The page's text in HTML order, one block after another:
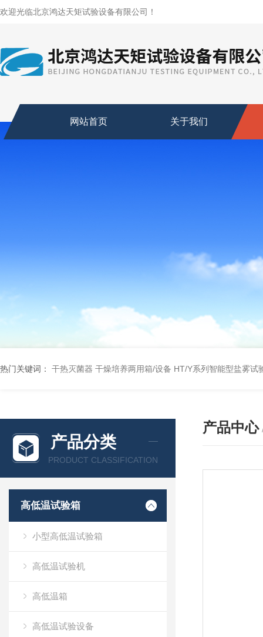
欢迎光临北京鸿达天矩试验设备有限公司！
网站首页 关于我们
热门关键词： 干热灭菌器 干燥培养两用箱/设备 HT/Y系列智能型盐雾试
产品分类
PRODUCT CLASSIFICATION
高低温试验箱
小型高低温试验箱
高低温试验机
高低温箱
高低温试验设备
产品中心